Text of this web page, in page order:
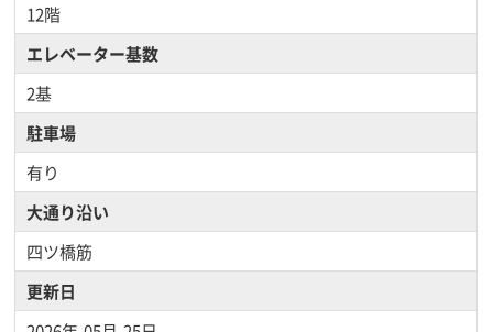
12階
エレベーター基数
2基
駐車場
有り
大通り沿い
四ツ橋筋
更新日